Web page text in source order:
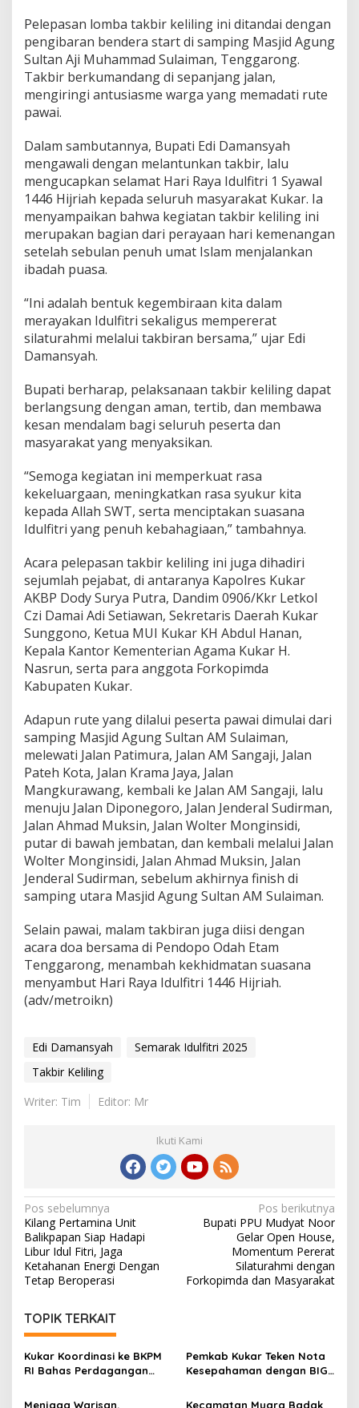
Pelepasan lomba takbir keliling ini ditandai dengan
pengibaran bendera start di samping Masjid Agung
Sultan Aji Muhammad Sulaiman, Tenggarong.
Takbir berkumandang di sepanjang jalan,
mengiringi antusiasme warga yang memadati rute
pawai.
Dalam sambutannya, Bupati Edi Damansyah
mengawali dengan melantunkan takbir, lalu
mengucapkan selamat Hari Raya Idulfitri 1 Syawal
1446 Hijriah kepada seluruh masyarakat Kukar. Ia
menyampaikan bahwa kegiatan takbir keliling ini
merupakan bagian dari perayaan hari kemenangan
setelah sebulan penuh umat Islam menjalankan
ibadah puasa.
“Ini adalah bentuk kegembiraan kita dalam
merayakan Idulfitri sekaligus mempererat
silaturahmi melalui takbiran bersama,” ujar Edi
Damansyah.
Bupati berharap, pelaksanaan takbir keliling dapat
berlangsung dengan aman, tertib, dan membawa
kesan mendalam bagi seluruh peserta dan
masyarakat yang menyaksikan.
“Semoga kegiatan ini memperkuat rasa
kekeluargaan, meningkatkan rasa syukur kita
kepada Allah SWT, serta menciptakan suasana
Idulfitri yang penuh kebahagiaan,” tambahnya.
Acara pelepasan takbir keliling ini juga dihadiri
sejumlah pejabat, di antaranya Kapolres Kukar
AKBP Dody Surya Putra, Dandim 0906/Kkr Letkol
Czi Damai Adi Setiawan, Sekretaris Daerah Kukar
Sunggono, Ketua MUI Kukar KH Abdul Hanan,
Kepala Kantor Kementerian Agama Kukar H.
Nasrun, serta para anggota Forkopimda
Kabupaten Kukar.
Adapun rute yang dilalui peserta pawai dimulai dari
samping Masjid Agung Sultan AM Sulaiman,
melewati Jalan Patimura, Jalan AM Sangaji, Jalan
Pateh Kota, Jalan Krama Jaya, Jalan
Mangkurawang, kembali ke Jalan AM Sangaji, lalu
menuju Jalan Diponegoro, Jalan Jenderal Sudirman,
Jalan Ahmad Muksin, Jalan Wolter Monginsidi,
putar di bawah jembatan, dan kembali melalui Jalan
Wolter Monginsidi, Jalan Ahmad Muksin, Jalan
Jenderal Sudirman, sebelum akhirnya finish di
samping utara Masjid Agung Sultan AM Sulaiman.
Selain pawai, malam takbiran juga diisi dengan
acara doa bersama di Pendopo Odah Etam
Tenggarong, menambah kekhidmatan suasana
menyambut Hari Raya Idulfitri 1446 Hijriah.
(adv/metroikn)
Edi Damansyah
Semarak Idulfitri 2025
Takbir Keliling
Writer: Tim
Editor: Mr
Ikuti Kami
Navigasi
pos
Pos sebelumnya
Kilang Pertamina Unit
Balikpapan Siap Hadapi
Libur Idul Fitri, Jaga
Ketahanan Energi Dengan
Tetap Beroperasi
Pos berikutnya
Bupati PPU Mudyat Noor
Gelar Open House,
Momentum Pererat
Silaturahmi dengan
Forkopimda dan Masyarakat
TOPIK TERKAIT
Kukar Koordinasi ke BKPM
RI Bahas Perdagangan
Non-Kawasan Hutan
Pemkab Kukar Teken Nota
Kesepahaman dengan BIG:
Pembangunan Berbasis
Menjaga Warisan, Kecamatan Muara Badak